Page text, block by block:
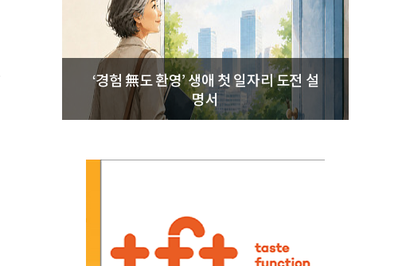
‘경험 無도 환영’ 생애 첫 일자리 도전 설
명서